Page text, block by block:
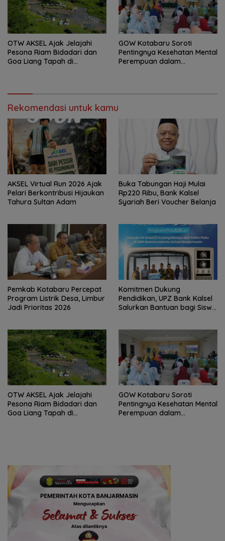
OTW AKSEL Ajak Jelajahi
Pesona Riam Bidadari dan
Goa Liang Tapah di
GOW Kotabaru Soroti
Pentingnya Kesehatan Mental
Perempuan dalam
Rekomendasi untuk kamu
AKSEL Virtual Run 2026 Ajak
Pelari Berkontribusi Hijaukan
Tahura Sultan Adam
Buka Tabungan Haji Mulai
Rp220 Ribu, Bank Kalsel
Syariah Beri Voucher Belanja
Pemkab Kotabaru Percepat
Program Listrik Desa, Limbur
Jadi Prioritas 2026
Komitmen Dukung
Pendidikan, UPZ Bank Kalsel
Salurkan Bantuan bagi Siswa
OTW AKSEL Ajak Jelajahi
Pesona Riam Bidadari dan
Goa Liang Tapah di
GOW Kotabaru Soroti
Pentingnya Kesehatan Mental
Perempuan dalam